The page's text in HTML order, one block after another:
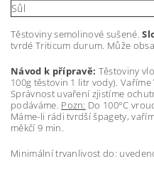
Sůl
Těstoviny semolinové sušené.
tvrdé Triticum durum. Může
Návod k přípravě: Těstoviny
100g těstovin 1 litr vody). Vaříme
Správnost uvaření zjistíme
podáváme. Pozn: Do 100°C
Máme-li rádi tvrdší špagety,
měkčí 9 min.
Minimální trvanlivost do: